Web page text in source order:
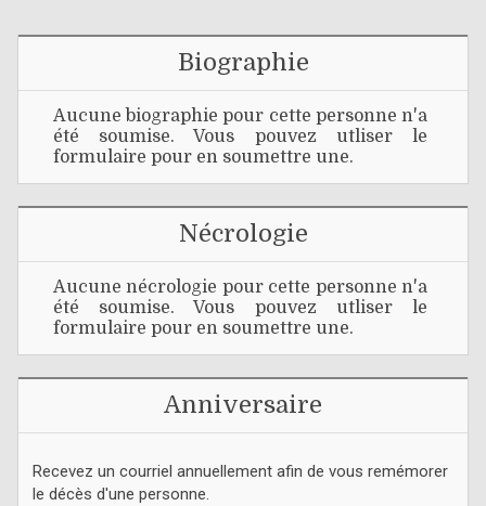
Biographie
Aucune biographie pour cette personne n'a
été soumise. Vous pouvez utliser le
formulaire pour en soumettre une.
Nécrologie
Aucune nécrologie pour cette personne n'a
été soumise. Vous pouvez utliser le
formulaire pour en soumettre une.
Anniversaire
Recevez un courriel annuellement afin de vous remémorer
le décès d'une personne.